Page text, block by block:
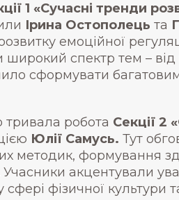
1 «Сучасні тренди
Ірина Остополець та
емоційної
спектр тем – від
сформувати
робота Секції 2
Юлії Самусь. Тут
методик, формування
Учасники акцентували
сфері фізичної культури